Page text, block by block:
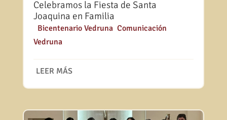
Celebramos la Fiesta de Santa
Joaquina en Familia
Bicentenario Vedruna, Comunicación
Vedruna
LEER MÁS